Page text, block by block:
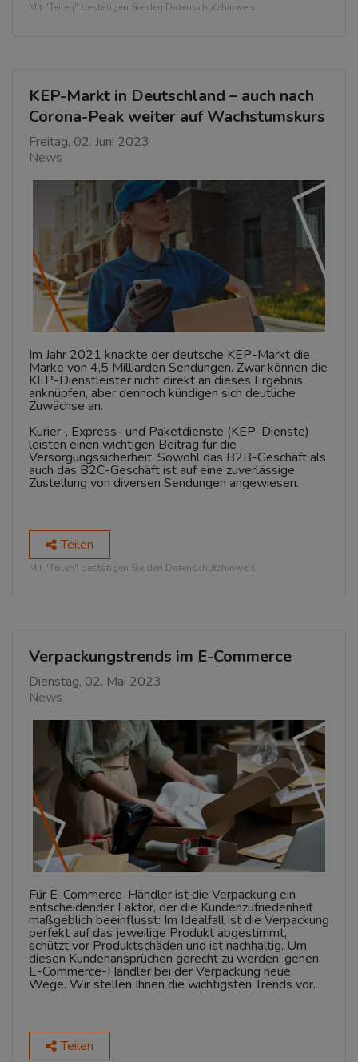
Mit "Teilen" bestätigen Sie den Datenschutzhinweis.
KEP-Markt in Deutschland – auch nach
Corona-Peak weiter auf Wachstumskurs
Freitag, 02. Juni 2023
News
Im Jahr 2021 knackte der deutsche KEP-Markt die
Marke von 4,5 Milliarden Sendungen. Zwar können die
KEP-Dienstleister nicht direkt an dieses Ergebnis
anknüpfen, aber dennoch kündigen sich deutliche
Zuwächse an.
Kurier-, Express- und Paketdienste (KEP-Dienste)
leisten einen wichtigen Beitrag für die
Versorgungssicherheit. Sowohl das B2B-Geschäft als
auch das B2C-Geschäft ist auf eine zuverlässige
Zustellung von diversen Sendungen angewiesen.
Teilen
Mit "Teilen" bestätigen Sie den Datenschutzhinweis.
Verpackungstrends im E-Commerce
Dienstag, 02. Mai 2023
News
Für E-Commerce-Händler ist die Verpackung ein
entscheidender Faktor, der die Kundenzufriedenheit
maßgeblich beeinflusst: Im Idealfall ist die Verpackung
perfekt auf das jeweilige Produkt abgestimmt,
schützt vor Produktschäden und ist nachhaltig. Um
diesen Kundenansprüchen gerecht zu werden, gehen
E-Commerce-Händler bei der Verpackung neue
Wege. Wir stellen Ihnen die wichtigsten Trends vor.
Teilen